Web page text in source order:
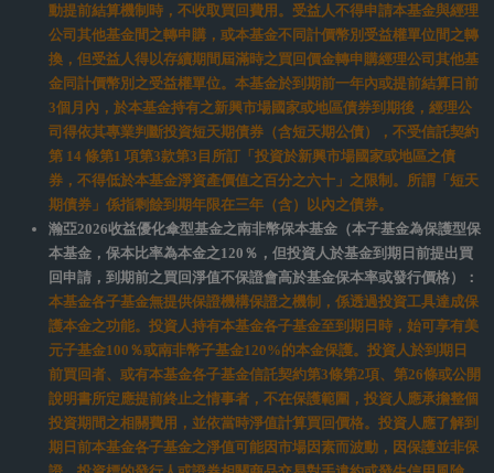
瀚亞投資基金為瀚亞投資(Eastspring Investments)旗下之子基金，瀚亞投
資為依據盧森堡大公國法律組成之變動資本開放型投資公司，並指定瀚亞
投資(盧森堡)股份有限公司擔任其基金管理機構。資本國際基金係設立於盧
森堡之可變資本投資公司（SICAV），由屬資本集團關係企業之資本國際
管理公司（為一盧森堡之管理公司）管理。瑞萬通博基金為依據盧森堡大
公國法律組成之變動資本開放型投資公司，並指定Vontobel Asset
Management S.A.擔任其基金管理機構。
瀚亞投資、資本國際、瑞萬通博等系列基金、與本公司經理之基金（以下
統稱「本基金」）經金融監督管理委員會核准或同意生效，惟不表示絕無
風險。基金經理公司及境外基金管理機構以往之經理績效不保證基金之最
低投資收益；基金經理公司除盡善良管理人之注意義務外，不負責本基金
之盈虧，亦不保證最低之收益，投資人申購前應詳閱基金公開說明書，並
考慮是否適合本身之投資。
本文提及之經濟走勢預測不必然代表本基金之績效。投資一定有風險，投
資人在選擇投資標的時，請務必先考量個人自身狀況及風險承受度。
基金之收益分配由經理公司依基金孳息收入情況，決定應分配之收益金